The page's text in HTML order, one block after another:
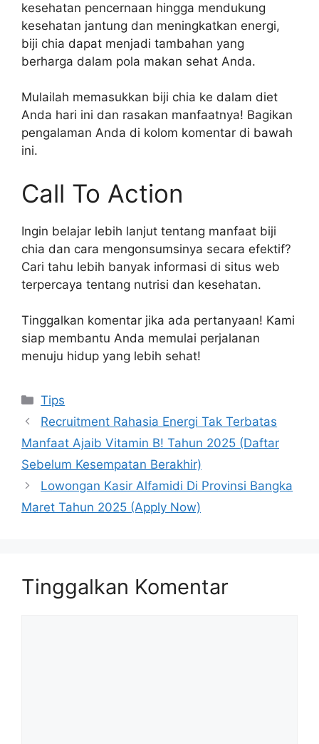
kesehatan pencernaan hingga mendukung
kesehatan jantung dan meningkatkan energi,
biji chia dapat menjadi tambahan yang
berharga dalam pola makan sehat Anda.
Mulailah memasukkan biji chia ke dalam diet
Anda hari ini dan rasakan manfaatnya! Bagikan
pengalaman Anda di kolom komentar di bawah
ini.
Call To Action
Ingin belajar lebih lanjut tentang manfaat biji
chia dan cara mengonsumsinya secara efektif?
Cari tahu lebih banyak informasi di situs web
terpercaya tentang nutrisi dan kesehatan.
Tinggalkan komentar jika ada pertanyaan! Kami
siap membantu Anda memulai perjalanan
menuju hidup yang lebih sehat!
Kategori
Tips
Recruitment Rahasia Energi Tak Terbatas
Manfaat Ajaib Vitamin B! Tahun 2025 (Daftar
Sebelum Kesempatan Berakhir)
Lowongan Kasir Alfamidi Di Provinsi Bangka
Maret Tahun 2025 (Apply Now)
Tinggalkan Komentar